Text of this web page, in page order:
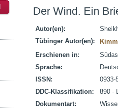
Der Wind. Ein
Autor(en):
Tübinger Autor(en):
Erschienen in:
Sprache:
ISSN:
0933-
DDC-Klassifikation:
890 -
Dokumentart: